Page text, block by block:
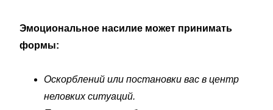
Эмоциональное насилие может принимать
формы:
Оскорблений или постановки вас в центр
неловких ситуаций.